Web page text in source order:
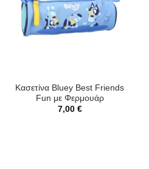
Κασετίνα Bluey Best Friends
Fun με Φερμουάρ
7,00 €